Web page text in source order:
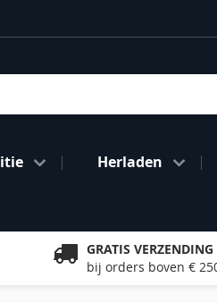
Herladen
GRATIS VERZENDING
bij orders boven €